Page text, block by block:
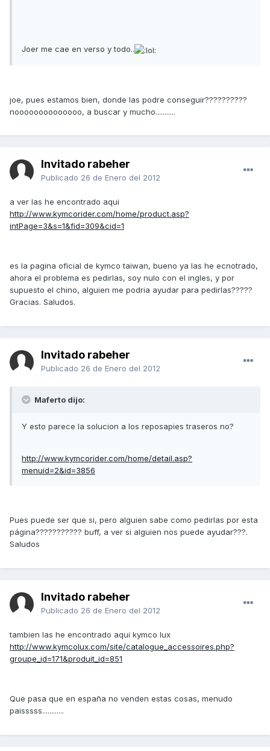
Joer me cae en verso y todo..
joe, pues estamos bien, donde las podre conseguir??????????
noooooooooooooo, a buscar y mucho...........
Invitado rabeher
Publicado 26 de Enero del 2012
a ver las he encontrado aqui
http://www.kymcorider.com/home/product.asp?
intPage=3&s=1&fid=309&cid=1
es la pagina oficial de kymco taiwan, bueno ya las he ecnotrado,
ahora el problema es pedirlas, soy nulo con el ingles, y por
supuesto el chino, alguien me podria ayudar para pedirlas?????
Gracias. Saludos.
Invitado rabeher
Publicado 26 de Enero del 2012
Maferto dijo:
Y esto parece la solucion a los reposapies traseros no?
http://www.kymcorider.com/home/detail.asp?
menuid=2&id=3856
Pues puede ser que si, pero alguien sabe como pedirlas por esta
página??????????? buff, a ver si alguien nos puede ayudar???.
Saludos
Invitado rabeher
Publicado 26 de Enero del 2012
tambien las he encontrado aqui kymco lux
http://www.kymcolux.com/site/catalogue_accessoires.php?
groupe_id=171&produit_id=851
Que pasa que en españa no venden estas cosas, menudo
paisssss............